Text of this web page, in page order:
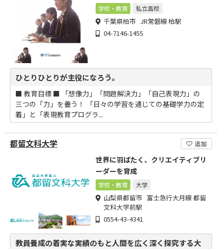
学校・教育 私立高校
千葉県柏市 JR常磐線 柏駅
04-7146-1455
ひとりひとりが主役になろう。
■ 教育目標 ■ 「想像力」「問題解決力」「自己表現力」の
三つの「力」を養う！ 「日々の学習を通じての基礎学力の定
着」と「表現教育プログラ...
都留文科大学 追加
世界に羽ばたく、クリエイティブリ
ーダーを育成
学校・教育 大学
山梨県都留市 富士急行大月線 都留
文科大学前駅
0554-43-4341
教員養成の着実な実績のもと人間を広く深く探究する大